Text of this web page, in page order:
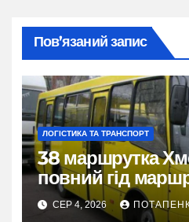
Пов’язаний запис
ЛОГІСТИКА ТА ТРАНСПОРТ
38 маршрутка
повний гід
міста
СЕР 4, 2026